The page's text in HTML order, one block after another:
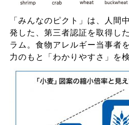
「みんなのピクト」は、人間
発した、第三者認証を取得し
ラム。食物アレルギー当事者
力のもと「わかりやすさ」を